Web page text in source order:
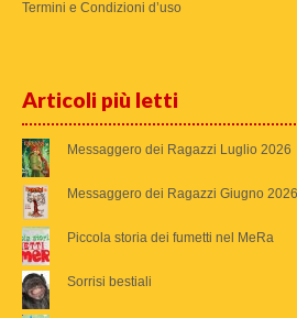
Termini e Condizioni d’uso
Articoli più letti
Messaggero dei Ragazzi Luglio 2026
Messaggero dei Ragazzi Giugno 2026
Piccola storia dei fumetti nel MeRa
Sorrisi bestiali